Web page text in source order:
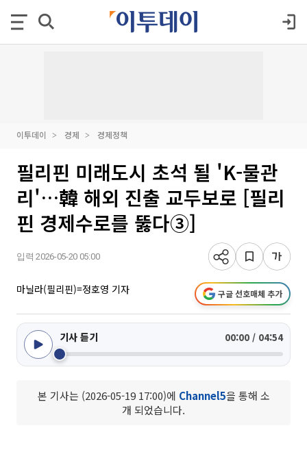
이투데이 경제 경제정책
필리핀 미래도시 초석 될 'K-물관
리'…韓 해외 진출 교두보로 [필리
핀 경제수로를 뚫다③]
입력 2026-05-20 05:00
마닐라(필리핀)=정호영 기자 구글 선호매체 추가
기사 듣기 00:00 / 04:54
본 기사는 (2026-05-19 17:00)에 Channel5을 통해 소
개 되었습니다.